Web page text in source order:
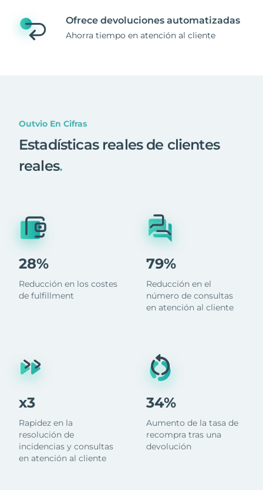
Ofrece devoluciones automatizadas
Ahorra tiempo en atención al cliente
Outvio En Cifras
Estadísticas reales de clientes
reales.
28%
Reducción en los costes
de fulfillment
x3
Rapidez en la
resolución de
incidencias y consultas
en atención al cliente
79%
Reducción en el
número de consultas
en atención al cliente
34%
Aumento de la tasa de
recompra tras una
devolución